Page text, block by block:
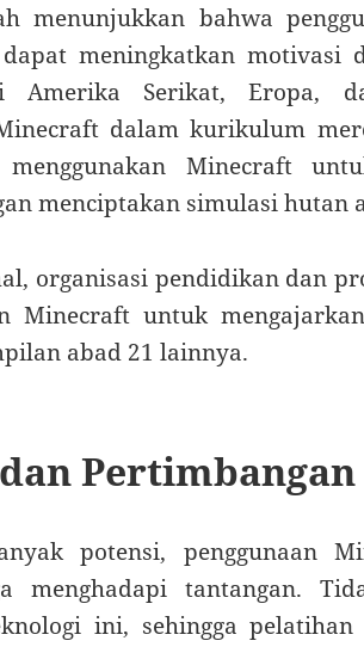
menunjukkan bahwa
meningkatkan motivasi
Amerika Serikat, Eropa,
dalam kurikulum
Minecraft
menciptakan simulasi hutan
organisasi pendidikan dan
Minecraft untuk
abad 21 lainnya.
Pertimbangan
potensi, penggunaan
menghadapi tantangan.
ini, sehingga